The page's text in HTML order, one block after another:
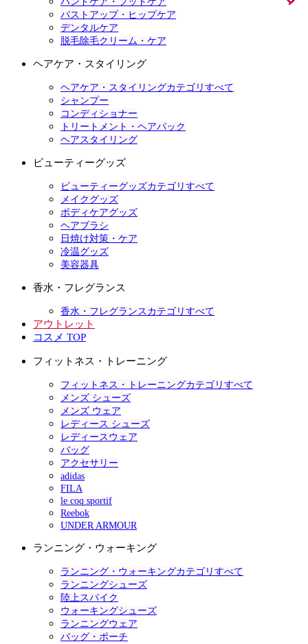
バストアップ・ヒップケア
デンタルケア
脱毛除毛クリーム・ケア
ヘアケア・スタイリング
ヘアケア・スタイリングカテゴリすべて
シャンプー
コンディショナー
トリートメント・ヘアパック
ヘアスタイリング
ビューティーグッズ
ビューティーグッズカテゴリすべて
メイクグッズ
ボディケアグッズ
ヘアブラシ
日焼け対策・ケア
冷温グッズ
美容器具
香水・フレグランス
香水・フレグランスカテゴリすべて
アウトレット
コスメ TOP
フィットネス・トレーニング
フィットネス・トレーニングカテゴリすべて
メンズ シューズ
メンズ ウェア
レディース シューズ
レディースウェア
バッグ
アクセサリー
adidas
FILA
le coq sportif
Reebok
UNDER ARMOUR
ランニング・ウォーキング
ランニング・ウォーキングカテゴリすべて
ランニングシューズ
陸上スパイク
ウォーキングシューズ
ランニングウェア
バッグ・ポーチ